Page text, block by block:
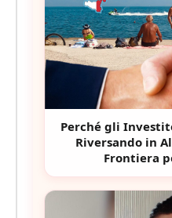
Perché gli
Riversando in
Frontiera